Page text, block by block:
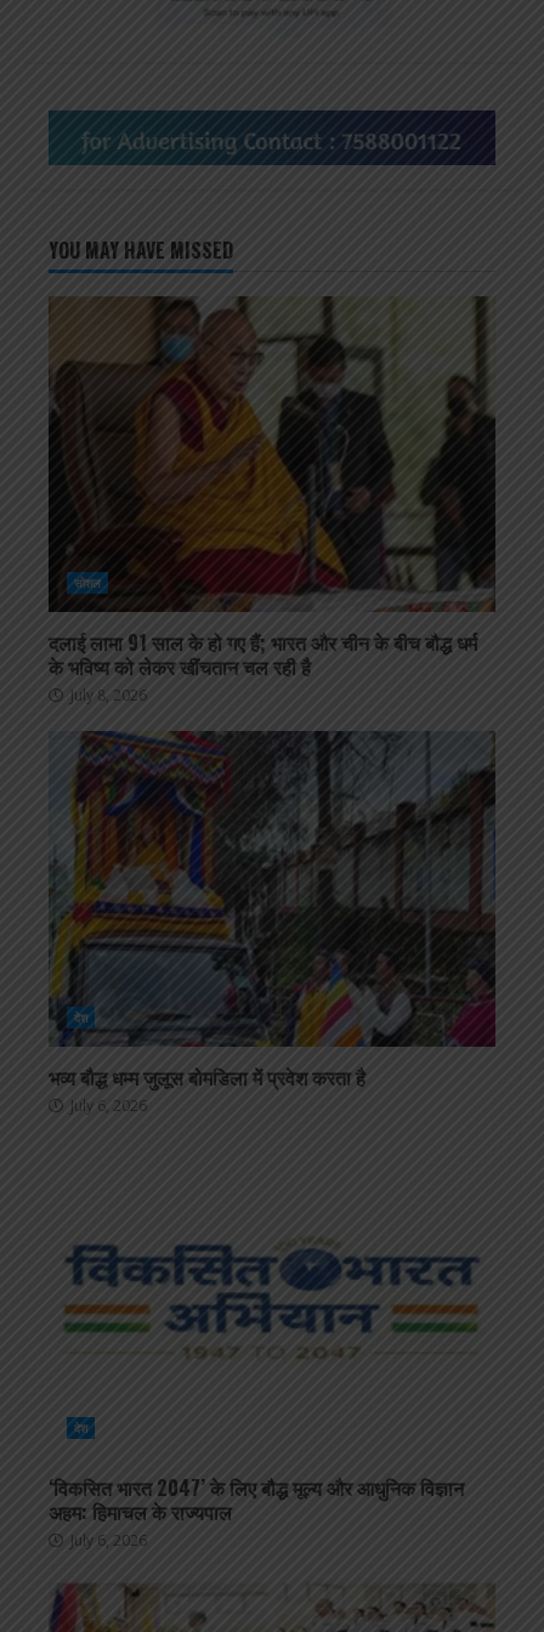
YOU MAY HAVE MISSED
सोशल
दलाई लामा 91 साल के हो गए हैं; भारत और चीन के बीच बौद्ध धर्म
के भविष्य को लेकर खींचतान चल रही है
July 8, 2026
देश
भव्य बौद्ध धम्म जुलूस बोमडिला में प्रवेश करता है
July 6, 2026
देश
‘विकसित भारत 2047’ के लिए बौद्ध मूल्य और आधुनिक विज्ञान
अहम: हिमाचल के राज्यपाल
July 6, 2026